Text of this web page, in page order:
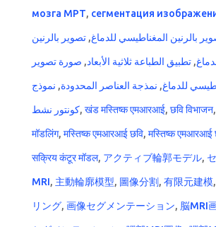
мозга МРТ, сегментация
بالرنين المغناطيسي للدماغ,تصوير بالرنين
,تطبيق الطباعة ثلاثية الأبعاد, صورة تصوير
للدماغ, نمذجة العناصر المحدودة, نموذج
كونتور نشط, खंड मस्तिष्क एमआरआई, छवि विभाजन,
मॉडलिंग, मस्तिष्क एमआरआई छवि, मस्तिष्क एमआरआई
सक्रिय कंटूर मॉडल, アクティブ輪郭モデル,
MRI, 主動輪廓模型, 圖像分割 , 有限元建模,
リング, 画像セグメンテーション, 脳MRI